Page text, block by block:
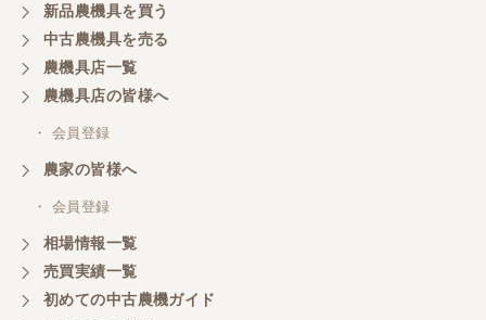
新品農機具を買う
中古農機具を売る
農機具店一覧
農機具店の皆様へ
・ 会員登録
農家の皆様へ
・ 会員登録
相場情報一覧
売買実績一覧
初めての中古農機ガイド